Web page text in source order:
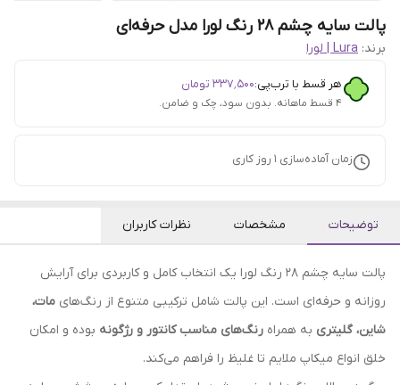
پالت سایه چشم 28 رنگ لورا مدل حرفه‌ای
برند: Lura | لورا
هر قسط با ترب‌پی:۳۳۷٬۵۰۰ تومان
۴ قسط ماهانه. بدون سود، چک و ضامن.
زمان آماده‌سازی 1 روز کاری
توضیحات مشخصات نظرات کاربران
پالت سایه چشم 28 رنگ لورا یک انتخاب کامل و کاربردی برای آرایش
روزانه و حرفه‌ای است. این پالت شامل ترکیبی متنوع از رنگ‌های مات،
شاین، گلیتری به همراه رنگ‌های مناسب کانتور و رژگونه بوده و امکان
خلق انواع میکاپ ملایم تا غلیظ را فراهم می‌کند.